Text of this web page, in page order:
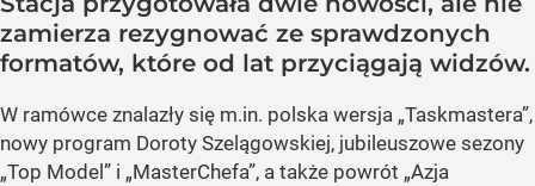
zamierza rezygnować ze sprawdzonych
formatów, które od lat przyciągają widzów.
W ramówce znalazły się m.in. polska wersja „Taskmastera”,
nowy program Doroty Szelągowskiej, jubileuszowe sezony
„Top Model” i „MasterChefa”, a także powrót „Azja